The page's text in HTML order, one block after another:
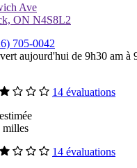
Ave
ON N4S8L2
705-0042
aujourd'hui de 9h30 am à
14 évaluations
milles
14 évaluations